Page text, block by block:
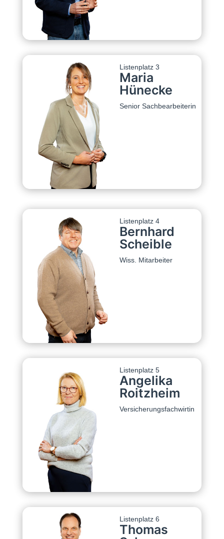
Listenplatz 3
Maria
Hünecke
Senior Sachbearbeiterin
Listenplatz 4
Bernhard
Scheible
Wiss. Mitarbeiter
Listenplatz 5
Angelika
Roitzheim
Versicherungsfachwirtin
Listenplatz 6
Thomas